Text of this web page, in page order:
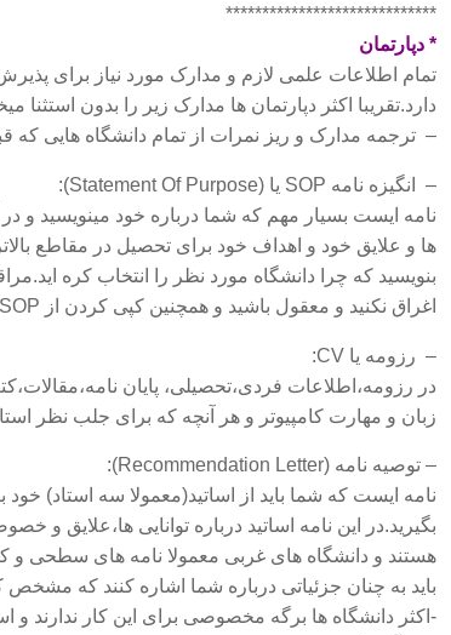
*****************************
* دپارتمان
تمام اطلاعات علمی لازم و مدارک مورد نیاز برای
دارد.تقریبا اکثر دپارتمان ها مدارک زیر را بدون استثنا
– ترجمه مدارک و ریز نمرات از تمام دانشگاه هایی که
– انگیزه نامه SOP یا (Statement Of Purpose):
نامه ایست بسیار مهم که شما درباره خود مینویسید و در
ها و علایق خود و اهداف خود برای تحصیل در مقاطع
بنویسید که چرا دانشگاه مورد نظر را انتخاب کره
اغراق نکنید و معقول باشید و همچنین کپی کردن از SOP های دیگران را فراموش کنید.
– رزومه یا CV:
در رزومه،اطلاعات فردی،تحصیلی، پایان
زبان و مهارت کامپیوتر و هر آنچه که برای جلب نظر
– توصیه نامه (Recommendation Letter):
نامه ایست که شما باید از اساتید(معمولا سه استاد)
بگیرید.در این نامه اساتید درباره توانایی ها،علایق و
هستند و دانشگاه های غربی معمولا نامه های سطحی و
باید به چنان جزئیاتی درباره شما اشاره کنند که مشخص
-اکثر دانشگاه ها برگه مخصوصی برای این کار ندارند